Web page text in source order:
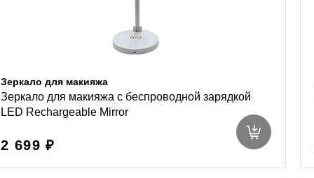
Зеркало для макияжа
Зеркало для макияжа с беспроводной зарядкой
LED Rechargeable Mirror
2 699 ₽